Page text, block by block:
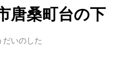
唐桑町台の下
だいのした